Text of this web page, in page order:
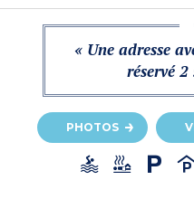
« Une adresse
réservé
PHOTOS